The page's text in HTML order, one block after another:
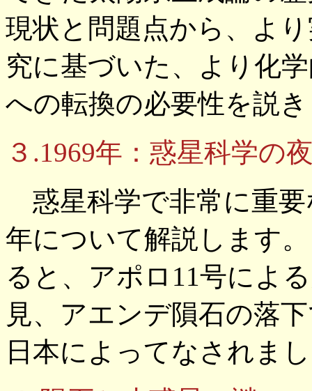
現状と問題点から、よ
究に基づいた、より化
への転換の必要性を説
３.1969年：惑星科学の
惑星科学で非常に重要
年について解説します
ると、アポロ11号によ
見、アエンデ隕石の落
日本によってなされま